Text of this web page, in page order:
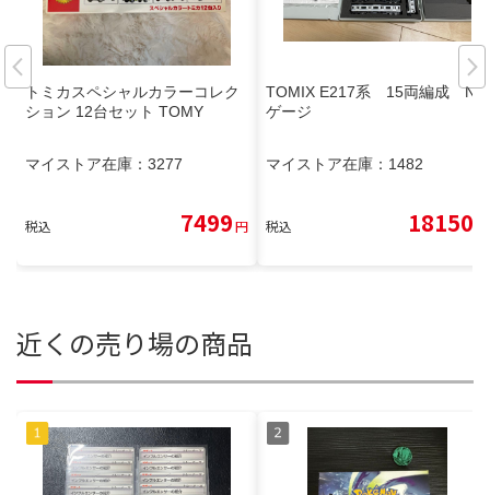
トミカスペシャルカラーコレク
ション 12台セット TOMY
マイストア在庫： 3277
税込 7499円
TOMIX E217系 15両編成 N
ゲージ
マイストア在庫： 1482
税込 18150
近くの売り場の商品